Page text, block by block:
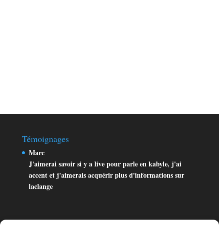
Témoignages
Marc
J'aimerai savoir si y a live pour parle en kabyle, j'ai
accent et j'aimerais acquérir plus d'informations sur
laclange
formidable travail!